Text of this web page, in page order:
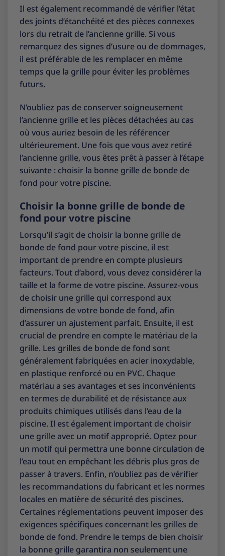
Il est également recommandé de vérifier l’état
des joints d’étanchéité et des pièces connexes
lors du retrait de l’ancienne grille. Si vous
remarquez des signes d’usure ou de dommages,
il est préférable de les remplacer en même
temps que la grille pour éviter les problèmes
futurs.
N’oubliez pas de conserver soigneusement
l’ancienne grille et les pièces détachées au cas
où vous auriez besoin de les référencer
ultérieurement. Une fois que vous avez retiré
l’ancienne grille, vous êtes prêt à passer à l’étape
suivante : choisir la bonne grille de bonde de
fond pour votre piscine.
Choisir la bonne grille de bonde de
fond pour votre piscine
Lorsqu’il s’agit de choisir la bonne grille de
bonde de fond pour votre piscine, il est
important de prendre en compte plusieurs
facteurs. Tout d’abord, vous devez considérer la
taille et la forme de votre piscine. Assurez-vous
de choisir une grille qui correspond aux
dimensions de votre bonde de fond, afin
d’assurer un ajustement parfait. Ensuite, il est
crucial de prendre en compte le matériau de la
grille. Les grilles de bonde de fond sont
généralement fabriquées en acier inoxydable,
en plastique renforcé ou en PVC. Chaque
matériau a ses avantages et ses inconvénients
en termes de durabilité et de résistance aux
produits chimiques utilisés dans l’eau de la
piscine. Il est également important de choisir
une grille avec un motif approprié. Optez pour
un motif qui permettra une bonne circulation de
l’eau tout en empêchant les débris plus gros de
passer à travers. Enfin, n’oubliez pas de vérifier
les recommandations du fabricant et les normes
locales en matière de sécurité des piscines.
Certaines réglementations peuvent imposer des
exigences spécifiques concernant les grilles de
bonde de fond. Prendre le temps de bien choisir
la bonne grille garantira non seulement une